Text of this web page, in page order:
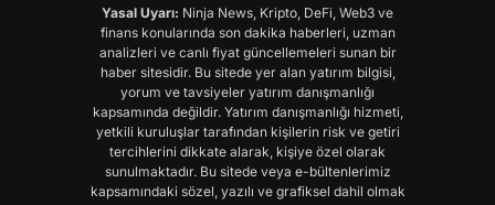
Yasal Uyarı: Ninja News, Kripto, DeFi, Web3 ve
finans konularında son dakika haberleri, uzman
analizleri ve canlı fiyat güncellemeleri sunan bir
haber sitesidir. Bu sitede yer alan yatırım bilgisi,
yorum ve tavsiyeler yatırım danışmanlığı
kapsamında değildir. Yatırım danışmanlığı hizmeti,
yetkili kuruluşlar tarafından kişilerin risk ve getiri
tercihlerini dikkate alarak, kişiye özel olarak
sunulmaktadır. Bu sitede veya e-bültenlerimiz
kapsamındaki sözel, yazılı ve grafiksel dahil olmak